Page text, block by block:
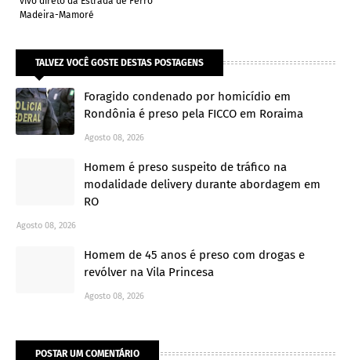
Madeira-Mamoré
TALVEZ VOCÊ GOSTE DESTAS POSTAGENS
Foragido condenado por homicídio em
Rondônia é preso pela FICCO em Roraima
Agosto 08, 2026
Homem é preso suspeito de tráfico na
modalidade delivery durante abordagem em
RO
Agosto 08, 2026
Homem de 45 anos é preso com drogas e
revólver na Vila Princesa
Agosto 08, 2026
POSTAR UM COMENTÁRIO